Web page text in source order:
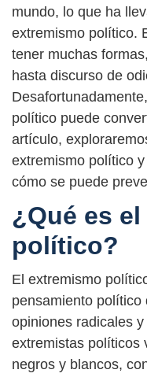
mundo, lo que ha
extremismo político.
tener muchas
hasta discurso de
político puede
artículo,
extremismo político
cómo se puede
¿Qué es
político?
El extremismo
pensamiento
opiniones radicales
extremistas políticos
negros y blancos,